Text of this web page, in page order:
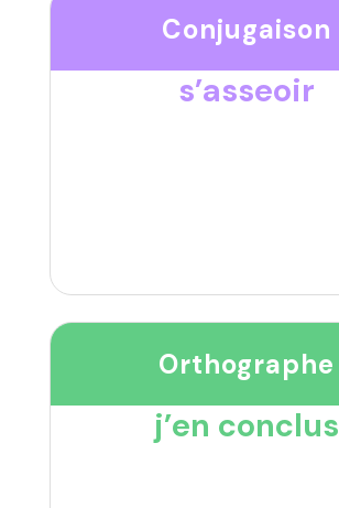
Conjugaison
s’asseoir
Orthographe
j’en conclus